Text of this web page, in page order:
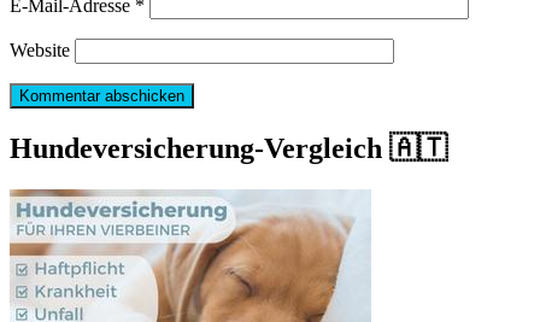
E-Mail-Adresse *
Website
Hundeversicherung-Vergleich 🇦🇹